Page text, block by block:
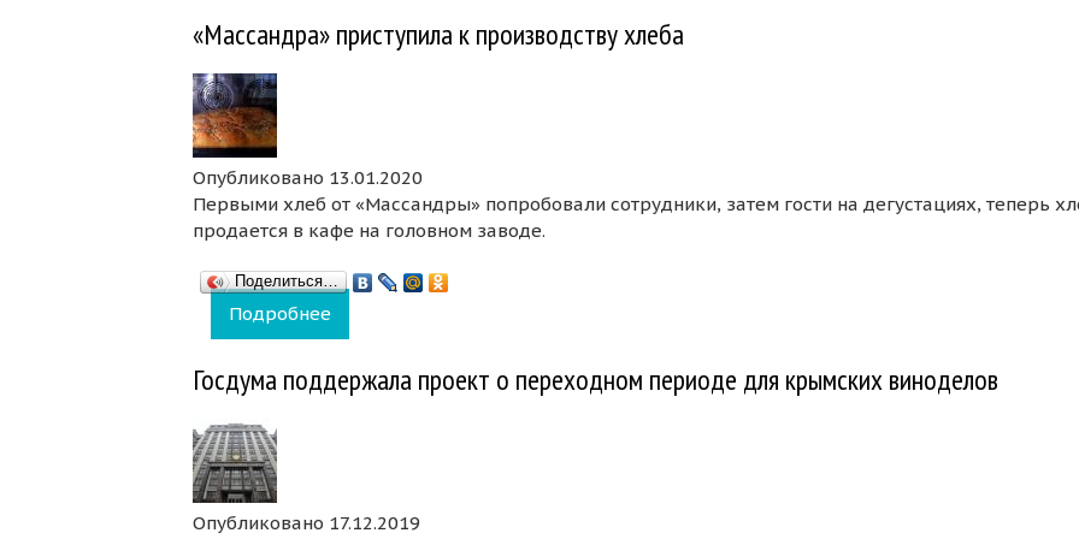
«Массандра» приступила к производству хлеба
Опубликовано 13.01.2020
Первыми хлеб от «Массандры» попробовали сотрудники, затем гости на дегустациях, теперь
продается в кафе на головном заводе.
Поделиться…
Подробнее
Госдума поддержала проект о переходном периоде для крымских виноделов
Опубликовано 17.12.2019